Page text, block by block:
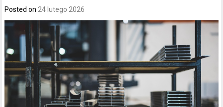
Posted on 24 lutego 2026